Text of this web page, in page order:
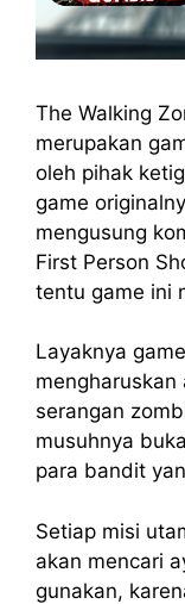
The Walking
merupakan
oleh pihak
game
mengusung
First Person
tentu game ini
Layaknya
serangan
musuhnya
para bandit
Setiap misi
akan mencari
gunakan,